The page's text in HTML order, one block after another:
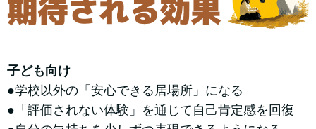
子ども向け
●学校以外の「安心できる居場所」になる
●「評価されない体験」を通じて自己肯定感を回復